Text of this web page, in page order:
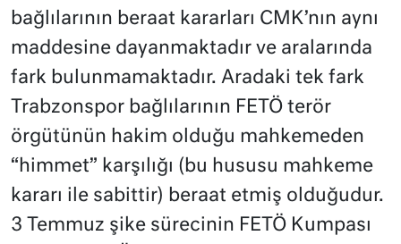
bağlılarının beraat kararları CMK’nın aynı
maddesine dayanmaktadır ve aralarında
fark bulunmamaktadır. Aradaki tek fark
Trabzonspor bağlılarının FETÖ terör
örgütünün hakim olduğu mahkemeden
“himmet” karşılığı (bu hususu mahkeme
kararı ile sabittir) beraat etmiş olduğudur.
3 Temmuz şike sürecinin FETÖ Kumpası